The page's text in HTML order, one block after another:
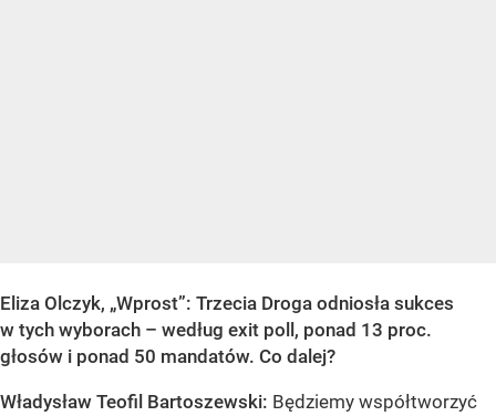
Eliza Olczyk, „Wprost”: Trzecia Droga odniosła sukces
w tych wyborach – według exit poll, ponad 13 proc.
głosów i ponad 50 mandatów. Co dalej?
Władysław Teofil Bartoszewski: Będziemy współtworzyć